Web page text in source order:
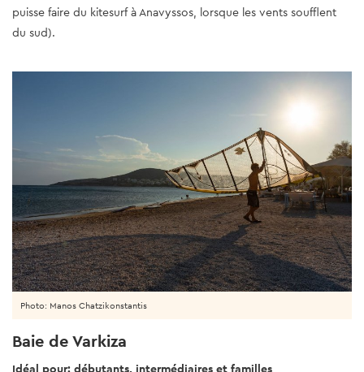
puisse faire du kitesurf à Anavyssos, lorsque les vents soufflent
du sud).
Photo: Manos Chatzikonstantis
Baie de Varkiza